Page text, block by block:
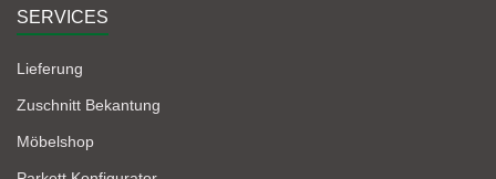
SERVICES
Lieferung
Zuschnitt Bekantung
Möbelshop